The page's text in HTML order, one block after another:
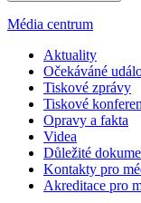
Média centrum
Aktuality
Očekáváné
Tiskové zprávy
Tiskové
Opravy a fakta
Videa
Důležité
Kontakty pro
Akreditace pro